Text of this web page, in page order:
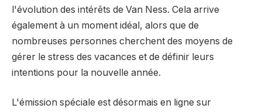
l'évolution des intérêts de Van Ness. Cela arrive
également à un moment idéal, alors que de
nombreuses personnes cherchent des moyens de
gérer le stress des vacances et de définir leurs
intentions pour la nouvelle année.
L'émission spéciale est désormais en ligne sur